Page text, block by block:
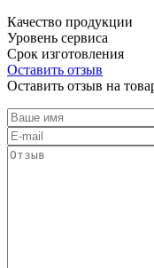
Качество продукции
Уровень сервиса
Срок изготовления
Оставить отзыв
Оставить отзыв на